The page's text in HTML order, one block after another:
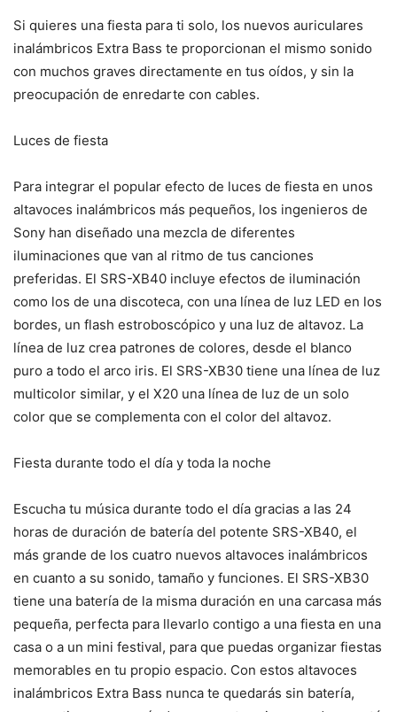
Si quieres una fiesta para ti solo, los nuevos auriculares
inalámbricos Extra Bass te proporcionan el mismo sonido
con muchos graves directamente en tus oídos, y sin la
preocupación de enredarte con cables.
Luces de fiesta
Para integrar el popular efecto de luces de fiesta en unos
altavoces inalámbricos más pequeños, los ingenieros de
Sony han diseñado una mezcla de diferentes
iluminaciones que van al ritmo de tus canciones
preferidas. El SRS-XB40 incluye efectos de iluminación
como los de una discoteca, con una línea de luz LED en los
bordes, un flash estroboscópico y una luz de altavoz. La
línea de luz crea patrones de colores, desde el blanco
puro a todo el arco iris. El SRS-XB30 tiene una línea de luz
multicolor similar, y el X20 una línea de luz de un solo
color que se complementa con el color del altavoz.
Fiesta durante todo el día y toda la noche
Escucha tu música durante todo el día gracias a las 24
horas de duración de batería del potente SRS-XB40, el
más grande de los cuatro nuevos altavoces inalámbricos
en cuanto a su sonido, tamaño y funciones. El SRS-XB30
tiene una batería de la misma duración en una carcasa más
pequeña, perfecta para llevarlo contigo a una fiesta en una
casa o a un mini festival, para que puedas organizar fiestas
memorables en tu propio espacio. Con estos altavoces
inalámbricos Extra Bass nunca te quedarás sin batería,